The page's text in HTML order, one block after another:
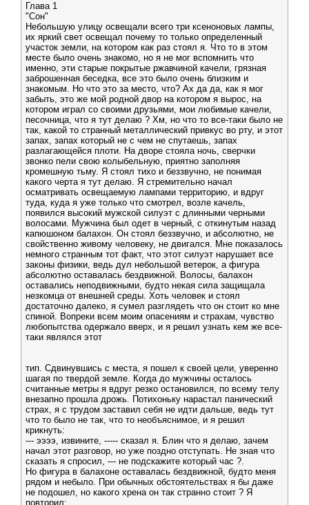
Глава 1
"Сон"
Небольшую улицу освещали всего три ксеноновых лампы,
их яркий свет освещал почему то только определенный
участок земли, на котором как раз стоял я. Что то в этом
месте было очень знакомо, но я не мог вспомнить что
именно, эти старые покрытые ржавчиной качели, грязная
заброшенная беседка, все это было очень близким и
знакомым. Но что это за место, что? Ах да да, как я мог
забыть, это же мой родной двор на котором я вырос, на
котором играл со своими друзьями, мои любимые качели,
песочница, что я тут делаю ? Хм, но что то все-таки было не
так, какой то странный металлический привкус во рту, и этот
запах, запах который не с чем не спутаешь, запах
разлагающейся плоти. На дворе стояла ночь, сверчки
звонко пели свою колыбельную, приятно заполняя
кромешную тьму. Я стоял тихо и беззвучно, не понимая
какого черта я тут делаю. Я стремительно начал
осматривать освещаемую лампами территорию, и вдруг
туда, куда я уже только что смотрел, возле качель,
появился высокий мужской силуэт с длинными черными
волосами. Мужчина был одет в черный, с откинутым назад
капюшоном балахон. Он стоял беззвучно, и абсолютно, не
свойственно живому человеку, не двигался. Мне показалось
немного странным тот факт, что этот силуэт нарушает все
законы физики, ведь дул небольшой ветерок, а фигура
абсолютно оставалась бездвижной. Волосы, балахон
оставались неподвижными, будто некая сила защищала
незкомца от внешней среды. Хоть человек и стоял
достаточно далеко, я сумел разглядеть что он стоит ко мне
спиной. Вопреки всем моим опасениям и страхам, чувство
любопытства одержало вверх, и я решил узнать кем же все-
таки являлся этот
тип. Сдвинувшись с места, я пошел к своей цели, уверенно
шагая по твердой земле. Когда до мужчины осталось
считанные метры я вдруг резко остановился, по всему телу
внезапно прошла дрожь. Потихоньку нарастал панический
страх, я с трудом заставил себя не идти дальше, ведь тут
что то было не так, что то необъяснимое, и я решил
крикнуть:
--- ээээ, извините, ----- сказал я. Блин что я делаю, зачем
начал этот разговор, но уже поздно отступать. Не зная что
сказать я спросил, --- не подскажите который час ?.
Но фигура в балахоне оставалась бездвижной, будто меня
рядом и небыло. При обычных обстоятельствах я бы даже
не подошел, но какого хрена он так странно стоит ? Я
повторил: